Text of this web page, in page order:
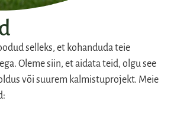
selleks, et kohanduda teie
Oleme siin, et aidata teid, olgu see
või suurem kalmistuprojekt. Meie